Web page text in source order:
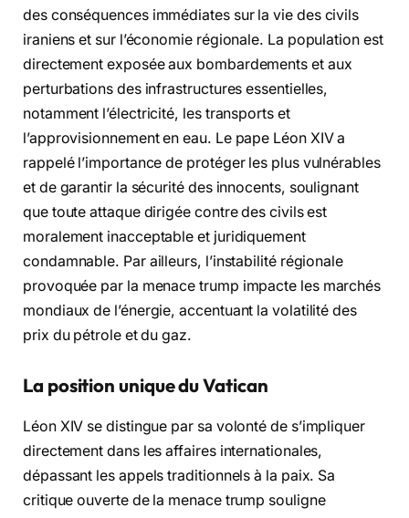
des conséquences immédiates sur la vie des civils
iraniens et sur l’économie régionale. La population est
directement exposée aux bombardements et aux
perturbations des infrastructures essentielles,
notamment l’électricité, les transports et
l’approvisionnement en eau. Le pape Léon XIV a
rappelé l’importance de protéger les plus vulnérables
et de garantir la sécurité des innocents, soulignant
que toute attaque dirigée contre des civils est
moralement inacceptable et juridiquement
condamnable. Par ailleurs, l’instabilité régionale
provoquée par la menace trump impacte les marchés
mondiaux de l’énergie, accentuant la volatilité des
prix du pétrole et du gaz.
La position unique du Vatican
Léon XIV se distingue par sa volonté de s’impliquer
directement dans les affaires internationales,
dépassant les appels traditionnels à la paix. Sa
critique ouverte de la menace trump souligne